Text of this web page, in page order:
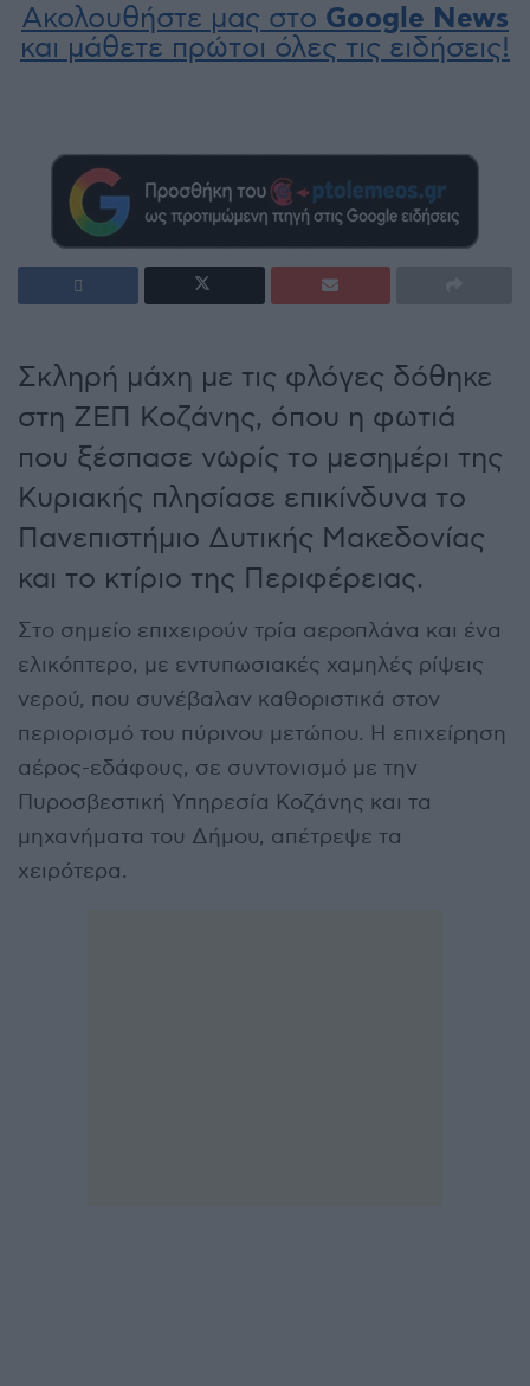
Ακολουθήστε μας στο Google News
και μάθετε πρώτοι όλες τις ειδήσεις!
Σκληρή μάχη με τις φλόγες δόθηκε
στη ΖΕΠ Κοζάνης, όπου η φωτιά
που ξέσπασε νωρίς το μεσημέρι της
Κυριακής πλησίασε επικίνδυνα το
Πανεπιστήμιο Δυτικής Μακεδονίας
και το κτίριο της Περιφέρειας.
Στο σημείο επιχειρούν τρία αεροπλάνα και ένα
ελικόπτερο, με εντυπωσιακές χαμηλές ρίψεις
νερού, που συνέβαλαν καθοριστικά στον
περιορισμό του πύρινου μετώπου. Η επιχείρηση
αέρος-εδάφους, σε συντονισμό με την
Πυροσβεστική Υπηρεσία Κοζάνης και τα
μηχανήματα του Δήμου, απέτρεψε τα
χειρότερα.